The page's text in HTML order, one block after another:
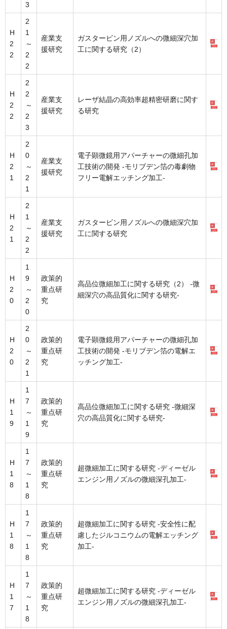
3
H
2
2
2
1
～
2
2
産業支
援研究
ガスタービン用ノズルへの微細深穴加
工に関する研究（2）
H
2
2
2
2
～
2
3
産業支
援研究
レーザ結晶の高効率超精密研磨に関す
る研究
H
2
1
2
0
～
2
1
産業支
援研究
電子顕微鏡用アパーチャーの微細孔加
工技術の開発 -モリブデン箔の毒劇物
フリー電解エッチング加工-
H
2
1
2
1
～
2
2
産業支
援研究
ガスタービン用ノズルへの微細深穴加
工に関する研究
H
2
0
1
9
～
2
0
政策的
重点研
究
高品位微細加工に関する研究（2） -微
細深穴の高品質化に関する研究-
H
2
0
2
0
～
2
1
政策的
重点研
究
電子顕微鏡用アパーチャーの微細孔加
工技術の開発 -モリブデン箔の電解エ
ッチング加工-
H
1
9
1
7
～
1
9
政策的
重点研
究
高品位微細加工に関する研究 -微細深
穴の高品質化に関する研究-
H
1
8
1
7
～
1
8
政策的
重点研
究
超微細加工に関する研究 -ディーゼル
エンジン用ノズルの微細深孔加工-
H
1
8
1
7
～
1
8
政策的
重点研
究
超微細加工に関する研究 -安全性に配
慮したジルコニウムの電解エッチング
加工-
H
1
7
1
7
～
1
8
政策的
重点研
究
超微細加工に関する研究 -ディーゼル
エンジン用ノズルの微細深孔加工-